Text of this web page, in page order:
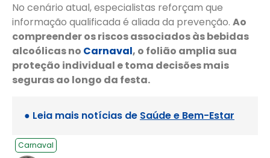
No cenário atual, especialistas reforçam que
informação qualificada é aliada da prevenção. Ao
compreender os riscos associados às bebidas
alcoólicas no Carnaval, o folião amplia sua
proteção individual e toma decisões mais
seguras ao longo da festa.
● Leia mais notícias de Saúde e Bem-Estar
Carnaval